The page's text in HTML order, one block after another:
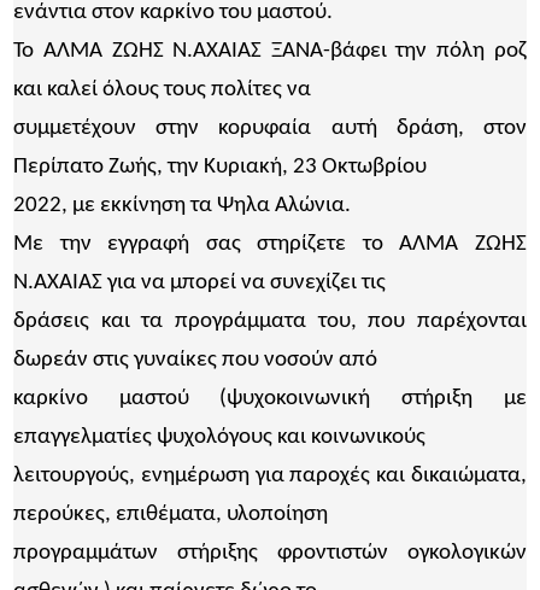
ενάντια στον καρκίνο του μαστού.
Το ΑΛΜΑ ΖΩΗΣ Ν.ΑΧΑΙΑΣ ΞΑΝΑ-βάφει την πόλη ροζ
και καλεί όλους τους πολίτες να
συμμετέχουν στην κορυφαία αυτή δράση, στον
Περίπατο Ζωής, την Κυριακή, 23 Οκτωβρίου
2022, με εκκίνηση τα Ψηλα Αλώνια.
Με την εγγραφή σας στηρίζετε το ΑΛΜΑ ΖΩΗΣ
Ν.ΑΧΑΙΑΣ για να μπορεί να συνεχίζει τις
δράσεις και τα προγράμματα του, που παρέχονται
δωρεάν στις γυναίκες που νοσούν από
καρκίνο μαστού (ψυχοκοινωνική στήριξη με
επαγγελματίες ψυχολόγους και κοινωνικούς
λειτουργούς, ενημέρωση για παροχές και δικαιώματα,
περούκες, επιθέματα, υλοποίηση
προγραμμάτων στήριξης φροντιστών ογκολογικών